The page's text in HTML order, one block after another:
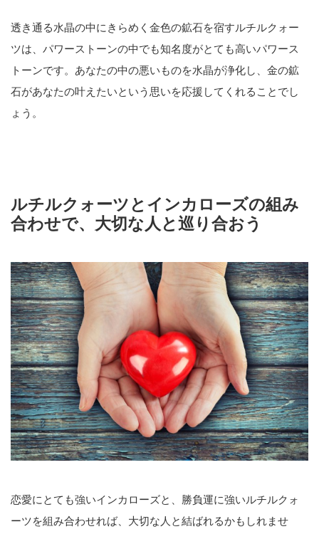
透き通る水晶の中にきらめく金色の鉱石を宿すルチルクォー
ツは、パワーストーンの中でも知名度がとても高いパワース
トーンです。あなたの中の悪いものを水晶が浄化し、金の鉱
石があなたの叶えたいという思いを応援してくれることでし
ょう。
ルチルクォーツとインカローズの組み
合わせで、大切な人と巡り合おう
恋愛にとても強いインカローズと、勝負運に強いルチルクォ
ーツを組み合わせれば、大切な人と結ばれるかもしれませ